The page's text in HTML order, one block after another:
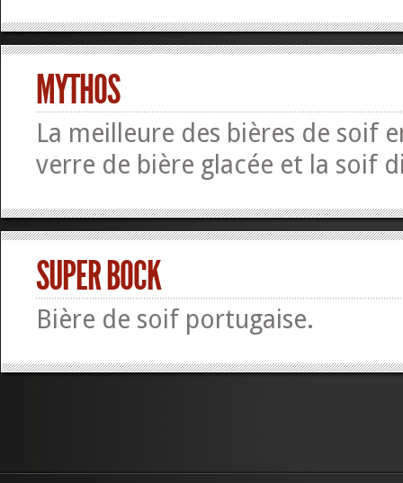
MYTHOS
La meilleure des bières de soif
verre de bière glacée et la soif
SUPER BOCK
Bière de soif portugaise.